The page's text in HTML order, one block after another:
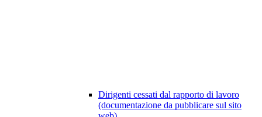
Dirigenti cessati dal rapporto di lavoro
(documentazione da pubblicare sul sito